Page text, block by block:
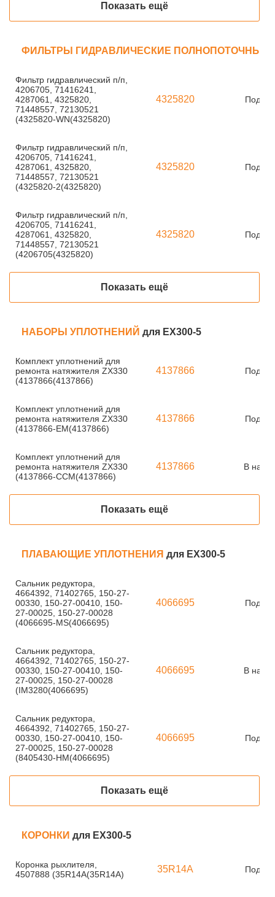
Показать ещё
ФИЛЬТРЫ ГИДРАВЛИЧЕСКИЕ ПОЛНОПОТОЧНЫЕ
Фильтр гидравлический п/п,
4206705, 71416241,
4287061, 4325820,
71448557, 72130521
(4325820-WN(4325820)
4325820 Под
Фильтр гидравлический п/п,
4206705, 71416241,
4287061, 4325820,
71448557, 72130521
(4325820-2(4325820)
4325820 Под
Фильтр гидравлический п/п,
4206705, 71416241,
4287061, 4325820,
71448557, 72130521
(4206705(4325820)
4325820 Под
Показать ещё
НАБОРЫ УПЛОТНЕНИЙ для EX300-5
Комплект уплотнений для
ремонта натяжителя ZX330
(4137866(4137866)
4137866 Под
Комплект уплотнений для
ремонта натяжителя ZX330
(4137866-EM(4137866)
4137866 Под
Комплект уплотнений для
ремонта натяжителя ZX330
(4137866-CCM(4137866)
4137866 В
Показать ещё
ПЛАВАЮЩИЕ УПЛОТНЕНИЯ для EX300-5
Сальник редуктора,
4664392, 71402765, 150-27-
00330, 150-27-00410, 150-
27-00025, 150-27-00028
(4066695-MS(4066695)
4066695 Под
Сальник редуктора,
4664392, 71402765, 150-27-
00330, 150-27-00410, 150-
27-00025, 150-27-00028
(IM3280(4066695)
4066695 В
Сальник редуктора,
4664392, 71402765, 150-27-
00330, 150-27-00410, 150-
27-00025, 150-27-00028
(8405430-HM(4066695)
4066695 Под
Показать ещё
КОРОНКИ для EX300-5
Коронка рыхлителя,
4507888 (35R14A(35R14A)
35R14A Под